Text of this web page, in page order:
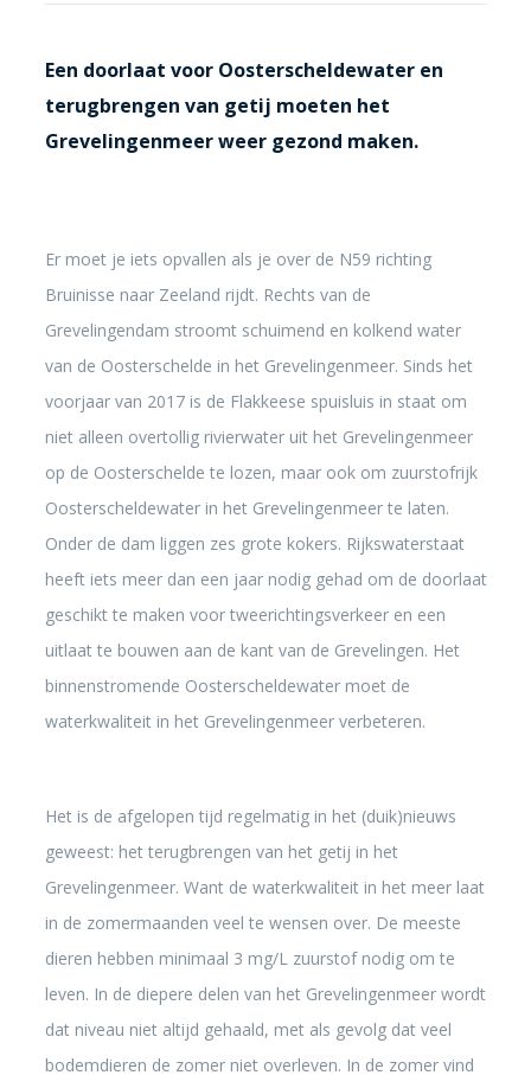
Een doorlaat voor Oosterscheldewater en
terugbrengen van getij moeten het
Grevelingenmeer weer gezond maken.
Er moet je iets opvallen als je over de N59 richting
Bruinisse naar Zeeland rijdt. Rechts van de
Grevelingendam stroomt schuimend en kolkend water
van de Oosterschelde in het Grevelingenmeer. Sinds het
voorjaar van 2017 is de Flakkeese spuisluis in staat om
niet alleen overtollig rivierwater uit het Grevelingenmeer
op de Oosterschelde te lozen, maar ook om zuurstofrijk
Oosterscheldewater in het Grevelingenmeer te laten.
Onder de dam liggen zes grote kokers. Rijkswaterstaat
heeft iets meer dan een jaar nodig gehad om de doorlaat
geschikt te maken voor tweerichtingsverkeer en een
uitlaat te bouwen aan de kant van de Grevelingen. Het
binnenstromende Oosterscheldewater moet de
waterkwaliteit in het Grevelingenmeer verbeteren.
Het is de afgelopen tijd regelmatig in het (duik)nieuws
geweest: het terugbrengen van het getij in het
Grevelingenmeer. Want de waterkwaliteit in het meer laat
in de zomermaanden veel te wensen over. De meeste
dieren hebben minimaal 3 mg/L zuurstof nodig om te
leven. In de diepere delen van het Grevelingenmeer wordt
dat niveau niet altijd gehaald, met als gevolg dat veel
bodemdieren de zomer niet overleven. In de zomer vind